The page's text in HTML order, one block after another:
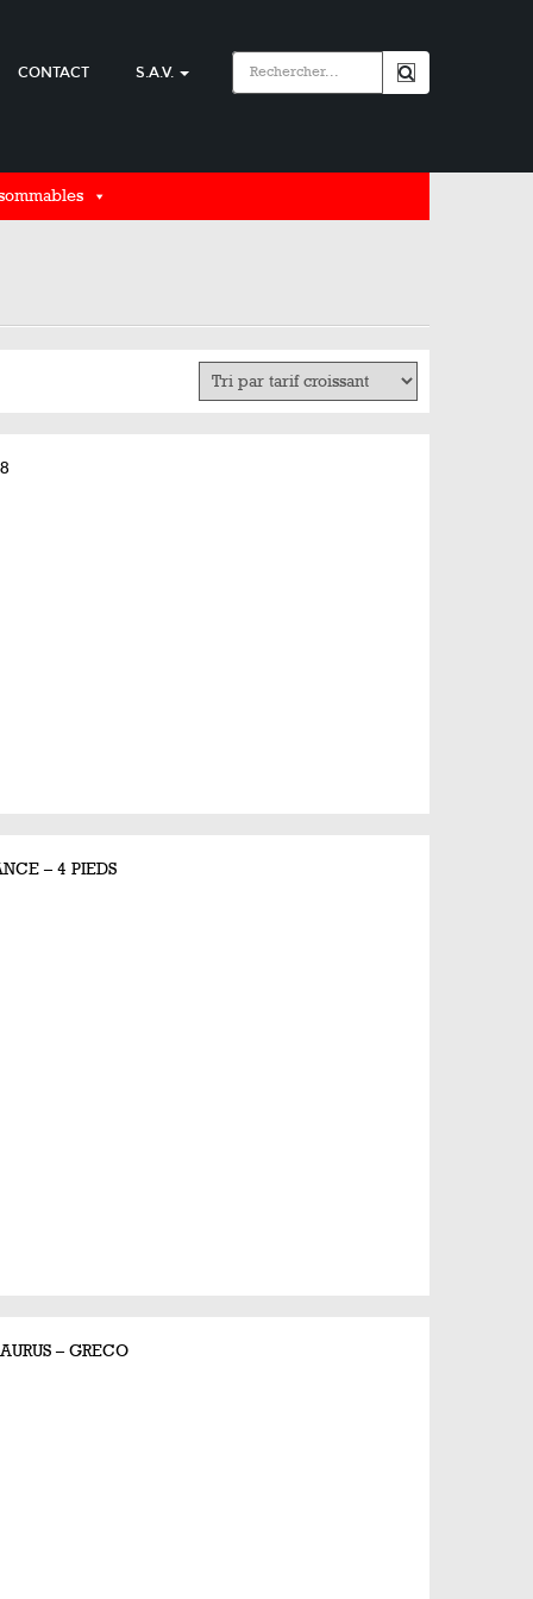
CONTACT S.A.V.
– 4 PIEDS
– GRECO